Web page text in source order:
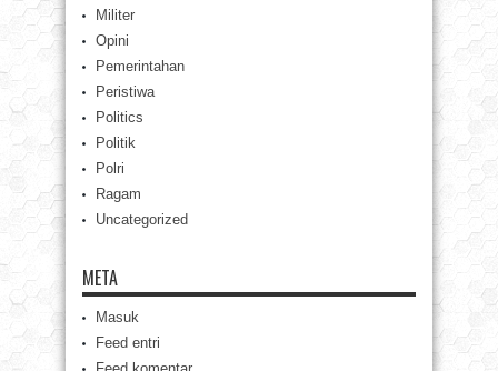
Militer
Opini
Pemerintahan
Peristiwa
Politics
Politik
Polri
Ragam
Uncategorized
META
Masuk
Feed entri